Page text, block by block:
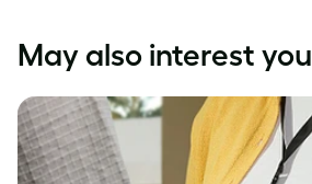
May also interest you